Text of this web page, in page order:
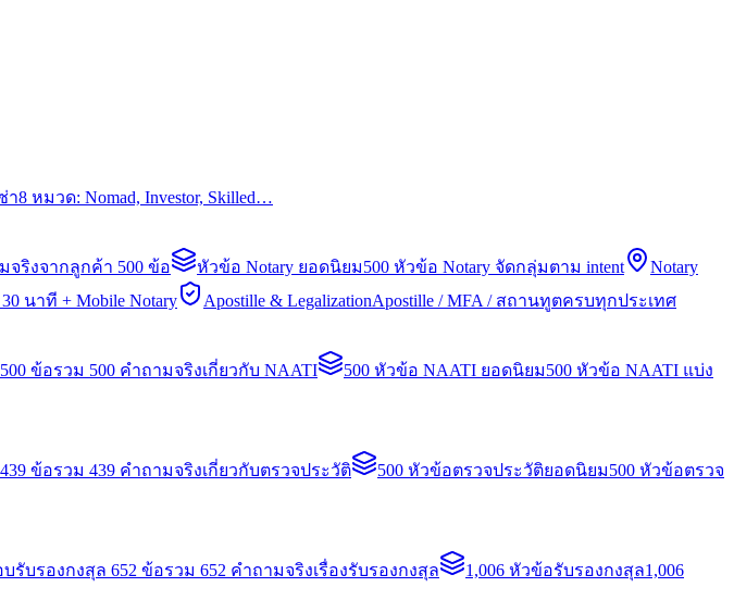
า8 หมวด: Nomad, Investor, Skilled…
จริงจากลูกค้า 500 ข้อ หัวข้อ Notary ยอดนิยม500 หัวข้อ Notary จัดกลุ่มตาม intent
Notary
นาที + Mobile Notary Apostille & LegalizationApostille / MFA / สถานทูตครบทุกประเทศ
ข้อรวม 500 คำถามจริงเกี่ยวกับ NAATI 500 หัวข้อ NAATI ยอดนิยม500 หัวข้อ NAATI แบ่ง
ข้อรวม 439 คำถามจริงเกี่ยวกับตรวจประวัติ 500 หัวข้อตรวจประวัติยอดนิยม500 หัวข้อตรวจ
รับรองกงสุล 652 ข้อรวม 652 คำถามจริงเรื่องรับรองกงสุล 1,006 หัวข้อรับรองกงสุล1,006